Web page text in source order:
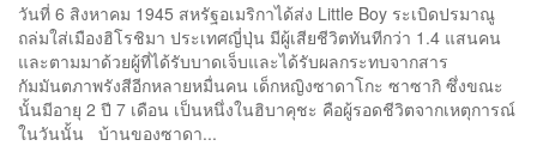
วันที่ 6 สิงหาคม 1945 สหรัฐอเมริกาได้ส่ง Little Boy ระเบิดปรมาณู
ถล่มใส่เมืองฮิโรชิมา ประเทศญี่ปุ่น มีผู้เสียชีวิตทันทีกว่า 1.4 แสนคน
และตามมาด้วยผู้ที่ได้รับบาดเจ็บและได้รับผลกระทบจากสาร
กัมมันตภาพรังสีอีกหลายหมื่นคน เด็กหญิงซาดาโกะ ซาซากิ ซึ่งขณะ
นั้นมีอายุ 2 ปี 7 เดือน เป็นหนึ่งในฮิบาคุชะ คือผู้รอดชีวิตจากเหตุการณ์
ในวันนั้น บ้านของซาดา...